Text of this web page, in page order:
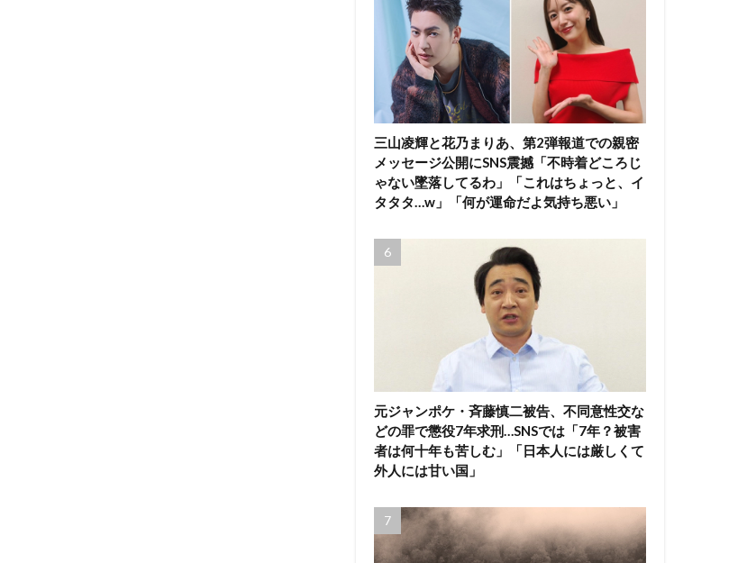
三山凌輝と花乃まりあ、第2弾報道での親密
メッセージ公開にSNS震撼「不時着どころじ
ゃない墜落してるわ」「これはちょっと、イ
タタタ…w」「何が運命だよ気持ち悪い」
元ジャンポケ・斉藤慎二被告、不同意性交な
どの罪で懲役7年求刑…SNSでは「7年？被害
者は何十年も苦しむ」「日本人には厳しくて
外人には甘い国」